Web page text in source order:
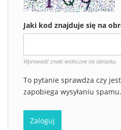
Jaki kod znajduje się na
Wprowadź znaki widoczne na obrazku.
To pytanie sprawdza czy
zapobiega wysyłaniu spamu.